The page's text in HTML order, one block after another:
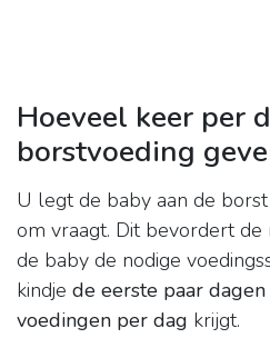
Hoeveel keer per
borstvoeding
U legt de baby aan de
om vraagt. Dit bevordert
de baby de nodige
kindje de eerste paar
voedingen per dag krijgt.